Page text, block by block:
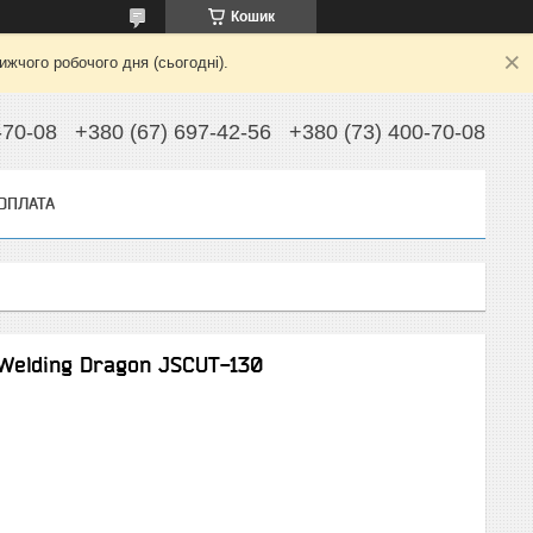
Кошик
робочого дня (сьогодні).
08 +380 (67) 697-42-56 +380 (73) 400-70-08
Dragon JSCUT-130